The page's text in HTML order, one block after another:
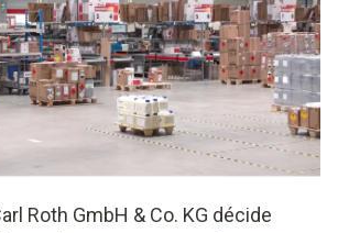
Roth GmbH & Co. KG décide